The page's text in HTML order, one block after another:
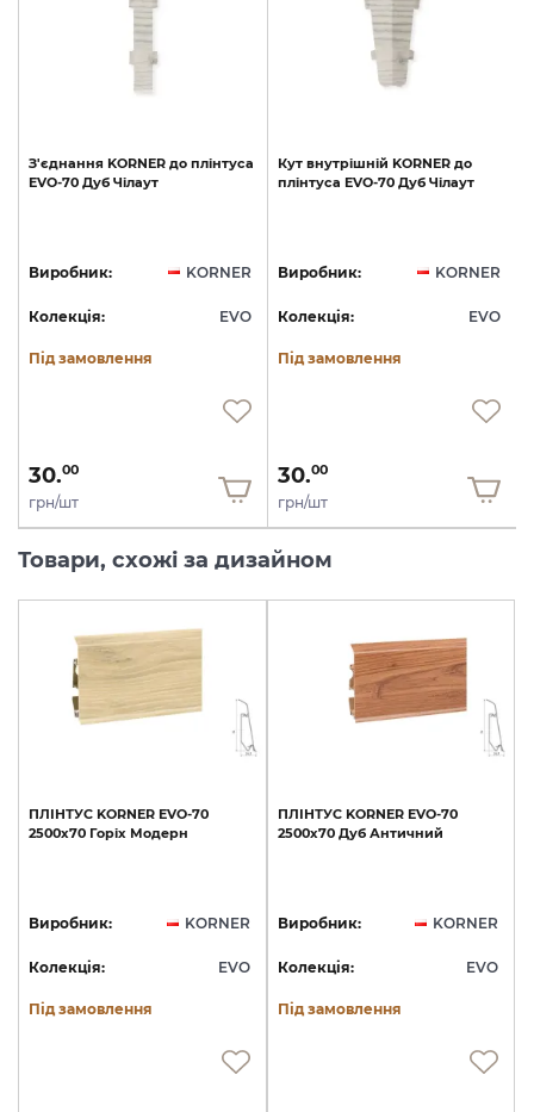
З'єднання KORNER до плінтуса
EVO-70 Дуб Чілаут
Виробник: KORNER
Колекція: EVO
Під замовлення
30.00
грн/шт
Кут внутрішній KORNER до
плінтуса EVO-70 Дуб Чілаут
Виробник: KORNER
Колекція: EVO
Під замовлення
30.00
грн/шт
Товари, схожі за дизайном
ПЛІНТУС KORNER EVO-70
2500х70 Горіх Модерн
Виробник: KORNER
Колекція: EVO
Під замовлення
ПЛІНТУС KORNER EVO-70
2500х70 Дуб Античний
Виробник: KORNER
Колекція: EVO
Під замовлення